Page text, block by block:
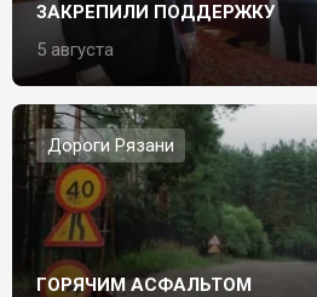
ЗАКРЕПИЛИ ПОДДЕРЖКУ
5 августа
Дороги Рязани
ГОРЯЧИМ АСФАЛЬТОМ